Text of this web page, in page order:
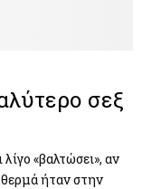
σεξ
«βαλτώσει», αν
θερμά ήταν στην